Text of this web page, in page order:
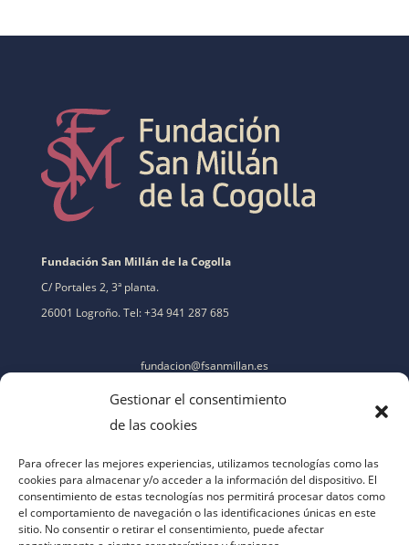
Gestionar el consentimiento
de las cookies
Para ofrecer las mejores experiencias, utilizamos tecnologías como las
cookies para almacenar y/o acceder a la información del dispositivo. El
consentimiento de estas tecnologías nos permitirá procesar datos como
el comportamiento de navegación o las identificaciones únicas en este
sitio. No consentir o retirar el consentimiento, puede afectar
Fundación San Millán de la Cogolla
C/ Portales 2, 3ª planta.
26001 Logroño. Tel: +34 941 287 685
fundacion@fsanmillan.es